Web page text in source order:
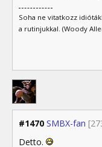
Soha ne vitatkozz
a rutinjukkal. (Woody
#1470 SMBX-fan
Detto.